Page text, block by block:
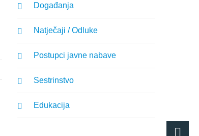
Događanja
Natječaji / Odluke
Postupci javne nabave
Sestrinstvo
Edukacija